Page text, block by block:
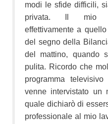
modi le sfide difficili,
privata. Il mio
effettivamente a
del segno della
del mattino, quando
pulita. Ricordo che
programma
venne intervistato un
quale dichiarò di
professionale al mio